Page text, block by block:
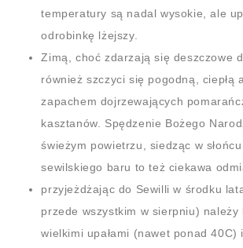
temperatury są nadal wysokie, ale
odrobinkę lżejszy.
Zimą, choć zdarzają się deszczowe
również szczyci się pogodną, ciepłą
zapachem dojrzewających
kasztanów. Spędzenie Bożego
świeżym powietrzu, siedząc w
sewilskiego baru to też ciekawa
przyjeżdżając do Sewilli w środku
przede wszystkim w sierpniu) należy
wielkimi upałami (nawet ponad 40C)